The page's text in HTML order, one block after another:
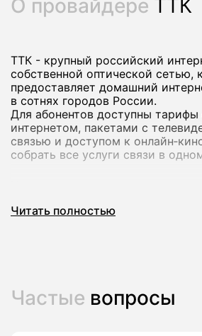
О провайдере ТТК
ТТК - крупный российский
собственной оптической сетью,
предоставляет домашний
в сотнях городов России.
Для абонентов доступны
интернетом, пакетами с
связью и доступом к
собрать все услуги связи в
возможность подключения по
Читать полностью
Частые вопросы